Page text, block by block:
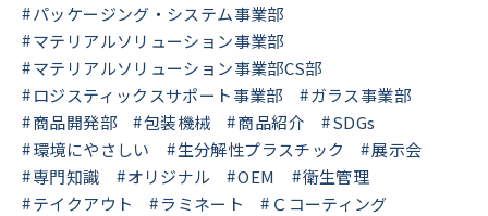
パッケージング・システム事業部
マテリアルソリューション事業部
マテリアルソリューション事業部CS部
ロジスティックスサポート事業部
ガラス事業部
商品開発部
包装機械 商品紹介
SDGs
環境にやさしい
生分解性プラスチック
展示会
専門知識
オリジナル OEM
衛生管理
テイクアウト
ラミネート
Ｃコーティング